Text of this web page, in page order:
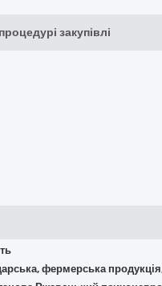
закупівлі
фермерська